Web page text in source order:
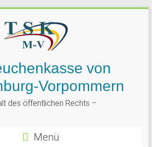
von
Vorpommern
des öffentlichen Rechts –
Menü